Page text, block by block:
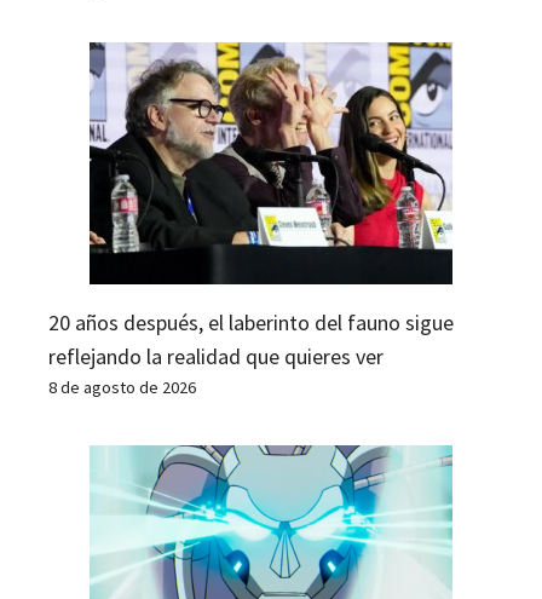
20 años después, el laberinto del fauno sigue
reflejando la realidad que quieres ver
8 de agosto de 2026